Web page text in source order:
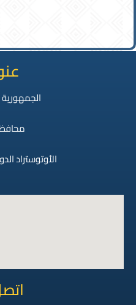
الجمهورية
الأوتوستراد